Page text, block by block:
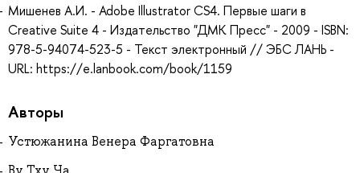
Мишенев А.И. - Adobe Illustrator СS4. Первые шаги в
Creative Suite 4 - Издательство "ДМК Пресс" - 2009 - ISBN:
978-5-94074-523-5 - Текст электронный // ЭБС ЛАНЬ -
URL: https://e.lanbook.com/book/1159
Авторы
Устюжанина Венера Фаргатовна